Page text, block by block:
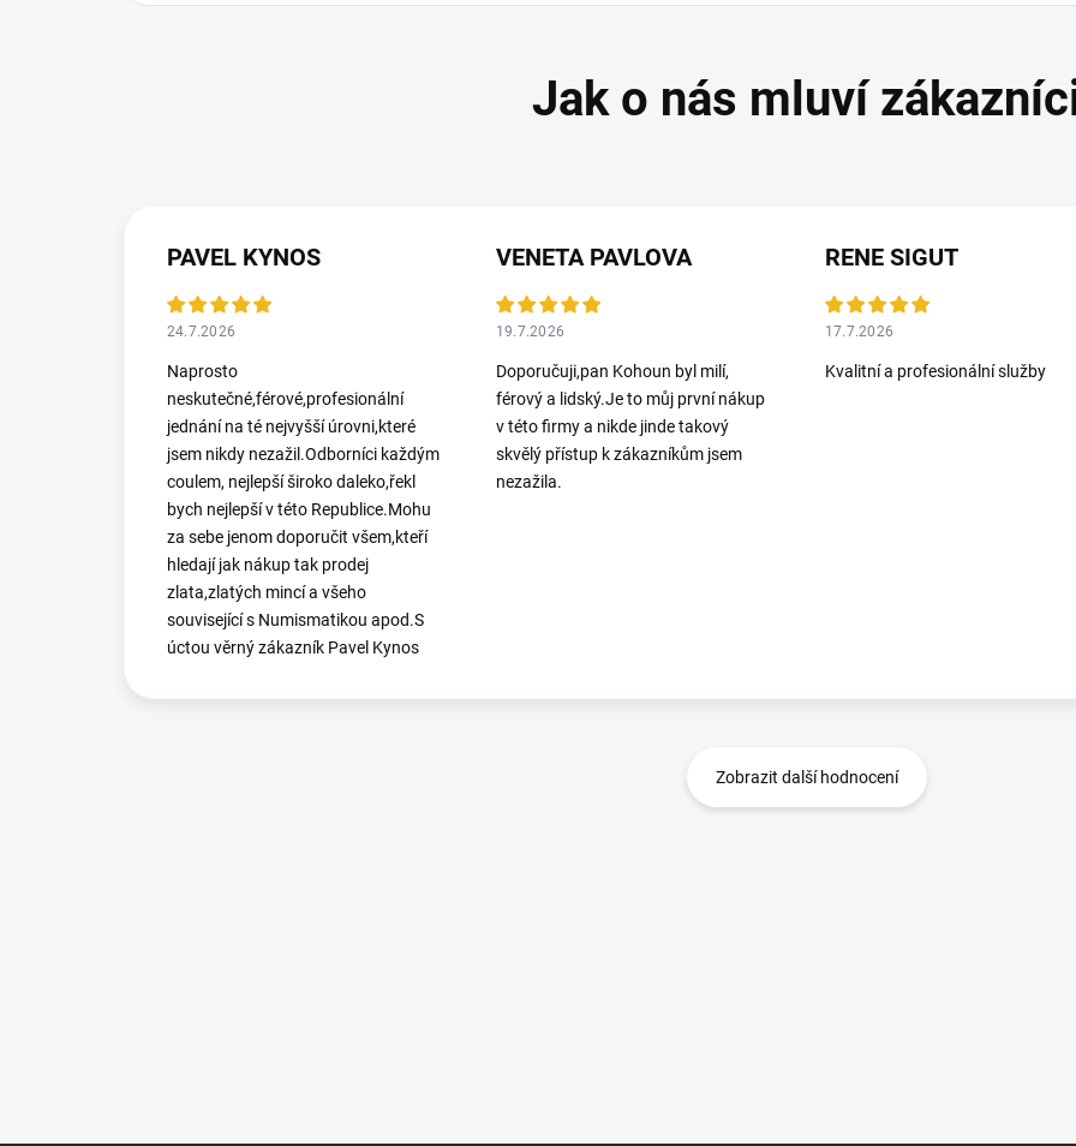
PAVEL KYNOS
24.7.2026
Naprosto
neskutečné,férové,profesionální
jednání na té nejvyšší úrovni,které
jsem nikdy nezažil.Odborníci každým
coulem, nejlepší široko daleko,řekl
bych nejlepší v této Republice.Mohu
za sebe jenom doporučit všem,kteří
hledají jak nákup tak prodej
zlata,zlatých mincí a všeho
související s Numismatikou apod.S
úctou věrný zákazník Pavel Kynos
VENETA PAVLOVA
19.7.2026
Doporučuji,pan Kohoun byl milí,
férový a lidský.Je to můj první nákup
v této firmy a nikde jinde takový
skvělý přístup k zákazníkům jsem
nezažila.
RENE SIGUT
17.7.2026
Kvalitní a profesionální služby
Zobrazit další hodnocení